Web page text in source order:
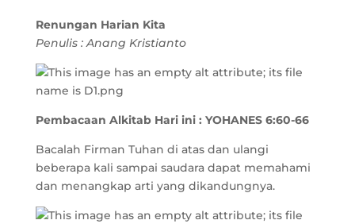
Renungan Harian Kita
Penulis : Anang Kristianto
Pembacaan Alkitab Hari ini : YOHANES 6:60-66
Bacalah Firman Tuhan di atas dan ulangi
beberapa kali sampai saudara dapat memahami
dan menangkap arti yang dikandungnya.